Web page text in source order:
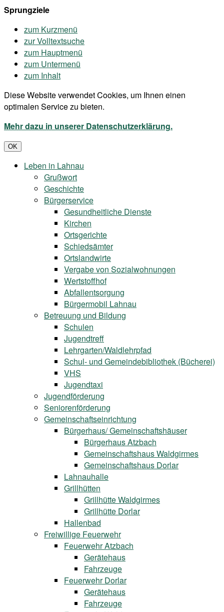
Sprungziele
zum Kurzmenü
zur Volltextsuche
zum Hauptmenü
zum Untermenü
zum Inhalt
Diese Website verwendet Cookies, um Ihnen einen
optimalen Service zu bieten.
Mehr dazu in unserer Datenschutzerklärung.
OK
Leben in Lahnau
Grußwort
Geschichte
Bürgerservice
Gesundheitliche Dienste
Kirchen
Ortsgerichte
Schiedsämter
Ortslandwirte
Vergabe von Sozialwohnungen
Wertstoffhof
Abfallentsorgung
Bürgermobil Lahnau
Betreuung und Bildung
Schulen
Jugendtreff
Lehrgarten/Waldlehrpfad
Schul- und Gemeindebibliothek (Bücherei)
VHS
Jugendtaxi
Jugendförderung
Seniorenförderung
Gemeinschaftseinrichtung
Bürgerhaus/ Gemeinschaftshäuser
Bürgerhaus Atzbach
Gemeinschaftshaus Waldgirmes
Gemeinschaftshaus Dorlar
Lahnauhalle
Grillhütten
Grillhütte Waldgirmes
Grillhütte Dorlar
Hallenbad
Freiwillige Feuerwehr
Feuerwehr Atzbach
Gerätehaus
Fahrzeuge
Feuerwehr Dorlar
Gerätehaus
Fahrzeuge